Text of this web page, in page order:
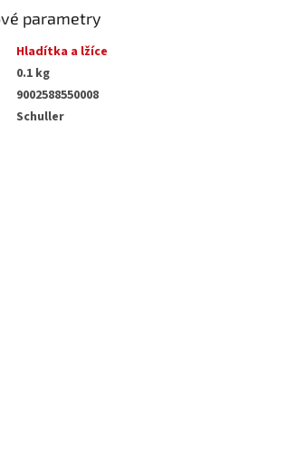
parametry
Hladítka a lžíce
0.1 kg
9002588550008
Schuller